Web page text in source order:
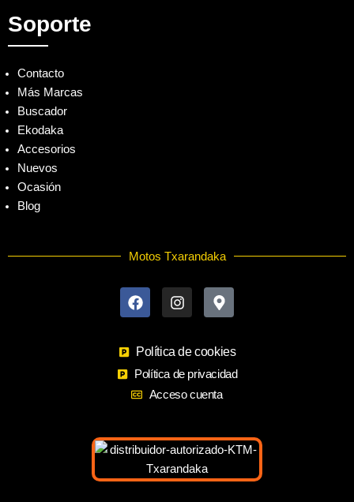
Soporte
Contacto
Más Marcas
Buscador
Ekodaka
Accesorios
Nuevos
Ocasión
Blog
Motos Txarandaka
a
c
o
o
k
n
s
g
r
a
m
a
p
a
r
k
e
a
l
Política de cookies
Política de privacidad
Acceso cuenta